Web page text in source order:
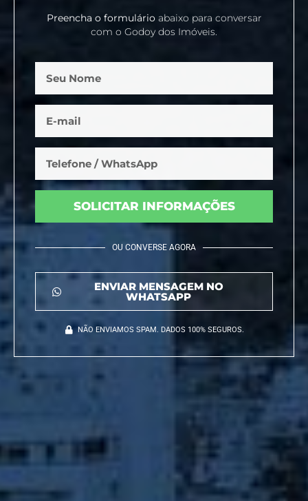
Preencha o formulárioabaixo para conversar
com o Godoy dos Imóveis.
SOLICITAR INFORMAÇÕES
OU CONVERSE AGORA
ENVIAR MENSAGEM NO
WHATSAPP
NÃO ENVIAMOS SPAM. DADOS 100% SEGUROS.